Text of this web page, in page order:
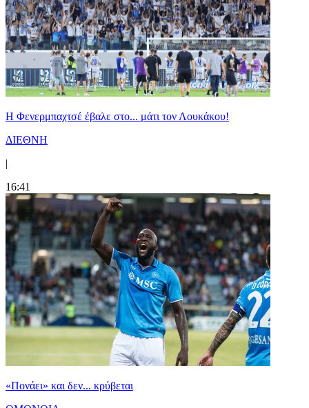
Η Φενερμπαχτσέ έβαλε στο... μάτι τον Λουκάκου!
ΔΙΕΘΝΗ
|
16:41
«Πονάει» και δεν... κρύβεται